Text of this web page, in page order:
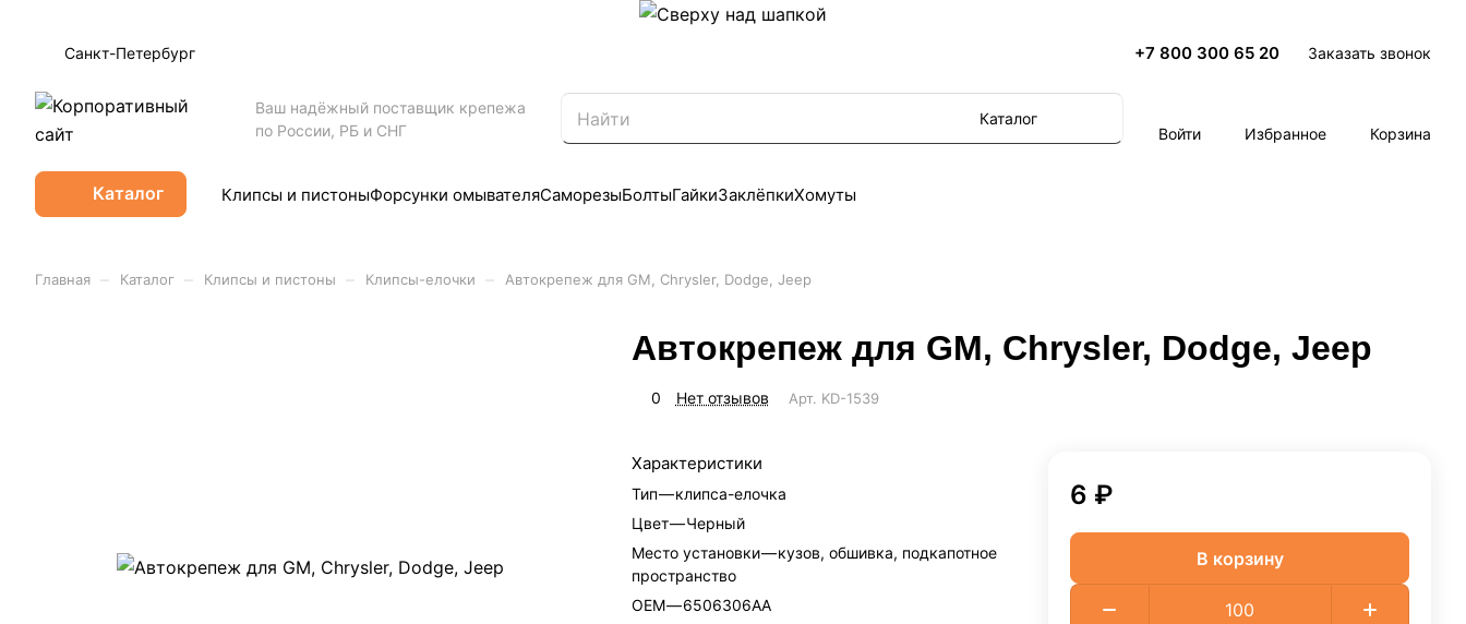
Санкт-Петербург +7 800 300 65 20 Заказать звонок
Ваш надёжный поставщик крепежа
по России, РБ и СНГ
Каталог
Войти
Избранное Корзина
Каталог Клипсы и пистоныФорсунки омывателяСаморезыБолтыГайкиЗаклёпкиХомуты
Главная Каталог Клипсы и пистоны Клипсы-елочки Автокрепеж для GM, Chrysler, Dodge, Jeep
Автокрепеж для GM, Chrysler, Dodge, Jeep
0 Нет отзывов Арт. KD-1539
Характеристики
Тип—клипса-елочка
Цвет—Черный
Место установки—кузов, обшивка, подкапотное
пространство
OEM—6506306AA
6 ₽
В корзину